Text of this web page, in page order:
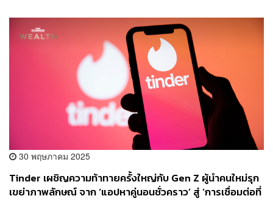
30 พฤษภาคม 2025
Tinder เผชิญความท้าทายครั้งใหญ่กับ Gen Z ผู้นำคนใหม่รุก
เขย่าภาพลักษณ์ จาก ‘แอปหาคู่นอนชั่วคราว’ สู่ ‘การเชื่อมต่อที่